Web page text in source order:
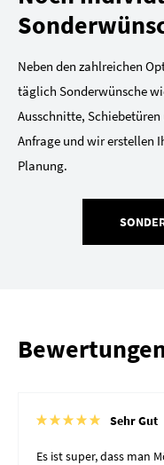
Neben den zahlreichen
täglich Sonderwünsche
Ausschnitte, Schiebetüren
Anfrage und wir erstellen
Planung.
Sehr Gut
Es ist super, dass man